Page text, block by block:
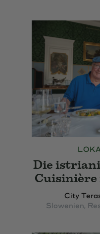
Die
Cuisinière
City
Slowenien,